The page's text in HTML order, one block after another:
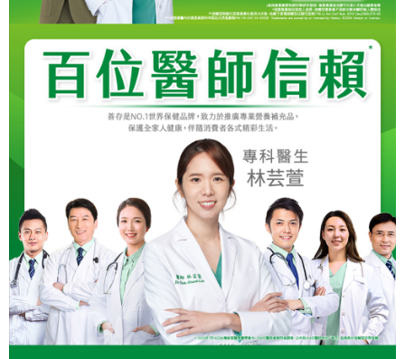
1.分期款項不併入電信帳單，「大哥付你分期」於每月結算日後寄送繳費提
2.透過簡訊連結打開帳單後，可選擇「超商條碼／台灣大直營門市／銀行轉
帳／街口支付／iPASS MONEY」等通路繳費。
【注意事項】
1.本服務係由「台灣大哥大股份有限公司」（以下簡稱本公司）所提供，讓
用戶於交易時，得透過本服務購買商品或服務，並由商店將買賣／分期付款
買賣價金債權讓與本公司後，依約使用本公司帳單繳交帳款。
2.基於同意付款使用「大哥付你分期」之契約關係目的，商店將以您的個人
資料（包含姓名、電話或地址）提供予台灣大哥大進項蒐集、處理及利用，
由本公司與您本人進行分期帳單所需資料之確認、核對及更正。
3.完整用戶服務條款，請詳閱以下連結：https://oppay.tw/userRule
【「AFTEE先享後付」結帳流程】
１．於結帳方式選擇「AFTEE先享後付」後，將跳轉至「AFTEE先享後付」
結帳頁面，進行簡訊認證並確認金額後，即可完成結帳。
２．訂單成立數日內，您將收到繳費通知簡訊。
３．收到繳費通知簡訊後14天內，點擊此簡訊中的連結，可透過四大超商／
ATM／網路銀行／等多元方式進行付款，方視為交易完成。
※ 請注意：結帳手續完成當下不需立刻繳費，但若您需要取消訂單，請聯絡
購買商品的店家。未經商家同意取消之訂單仍視為有效，需透過AFTEE先享
※ 交易是否成功請以「AFTEE先享後付 」之結帳頁面顯示為準，若有關於
是否繳費成功／繳費後需取消欲退款等相關疑問，請聯繫「AFTEE先享後付
客戶支援中心」
https://netprotections.freshdesk.com/support/home
【注意事項】
１．透過由恩沛科技股份有限公司提供之「AFTEE先享後付」服務完成之交
易，需依本服務之必要範圍內提供個人資料，並將交易相關給付款項請求債
權轉讓予恩沛科技股份有限公司。
２．關於個人資料處理事宜，請瀏覽以下網址：
https://aftee.tw/terms/#terms3
３．未成年的使用者請事先徵得法定代理人或監護人之同意方可使用
「AFTEE先享後付」，若未經同意申辦者引起之損失，本公司不負相關責
每筆NT$65，滿NT$499(含以上)免運費
付款後萊爾富取貨
每筆NT$65，滿NT$799(含以上)免運費
每筆NT$65，滿NT$799(含以上)免運費
大榮宅配
每筆NT$80，滿NT$999(含以上)免運費